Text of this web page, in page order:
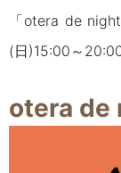
「otera de night
(日)15:00～
otera de